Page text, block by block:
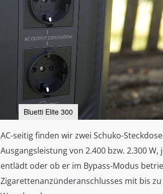
Bluetti Elite 300
AC-seitig finden wir zwei Schuko-
Ausgangsleistung von 2.400 bzw. 2.300
entlädt oder ob er im Bypass-Modus
Zigarettenanzünderanschlusses mit bis